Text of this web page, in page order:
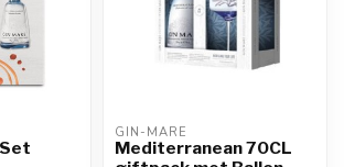
GIN-MARE
Mediterranean 70CL